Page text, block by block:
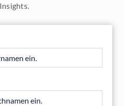
Insights.